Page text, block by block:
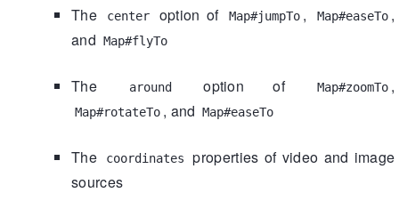
The center option of Map#jumpTo , Map#easeTo ,
and Map#flyTo
The around option of Map#zoomTo ,
Map#rotateTo , and Map#easeTo
The coordinates
properties of video and image
sources